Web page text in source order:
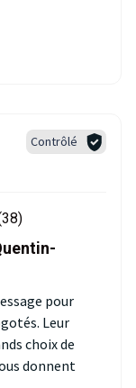
Contrôlé
pour
Leur
choix de
donnent